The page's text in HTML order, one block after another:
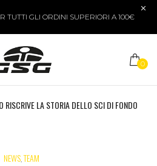
TUTTI GLI ORDINI SUPERIORI A 100€
0
RISCRIVE LA STORIA DELLO SCI DI FONDO
NEWS,TEAM